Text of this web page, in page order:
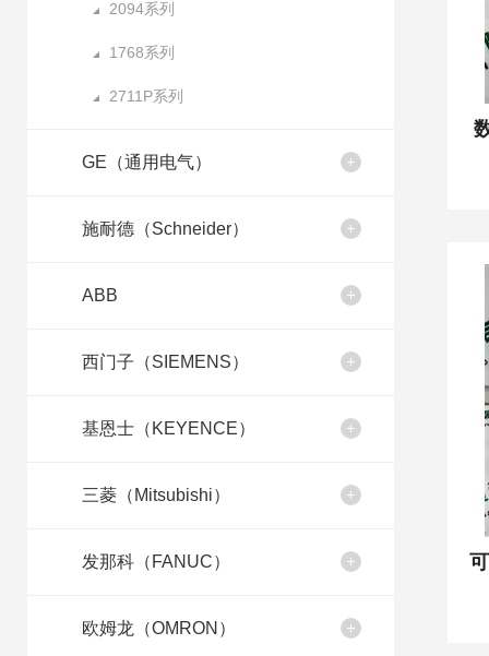
2094系列
1768系列
2711P系列
GE（通用电气）
施耐德（Schneider）
ABB
西门子（SIEMENS）
基恩士（KEYENCE）
三菱（Mitsubishi）
发那科（FANUC）
欧姆龙（OMRON）